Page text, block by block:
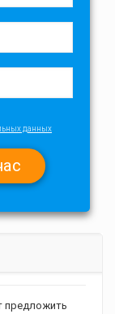
данных
предложить